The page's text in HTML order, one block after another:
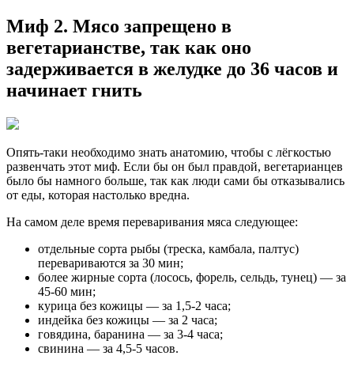
Миф 2. Мясо запрещено в
вегетарианстве, так как оно
задерживается в желудке до 36 часов и
начинает гнить
Опять-таки необходимо знать анатомию, чтобы с лёгкостью
развенчать этот миф. Если бы он был правдой, вегетарианцев
было бы намного больше, так как люди сами бы отказывались
от еды, которая настолько вредна.
На самом деле время переваривания мяса следующее:
отдельные сорта рыбы (треска, камбала, палтус)
перевариваются за 30 мин;
более жирные сорта (лосось, форель, сельдь, тунец) — за
45-60 мин;
курица без кожицы — за 1,5-2 часа;
индейка без кожицы — за 2 часа;
говядина, баранина — за 3-4 часа;
свинина — за 4,5-5 часов.